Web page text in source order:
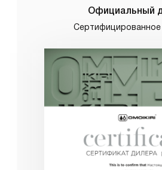
Официальный
Сертифицированное